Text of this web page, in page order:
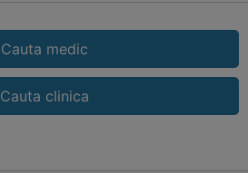
Cauta medic
Cauta clinica